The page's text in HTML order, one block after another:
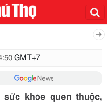
GMT+7
khỏe quen thuộc,